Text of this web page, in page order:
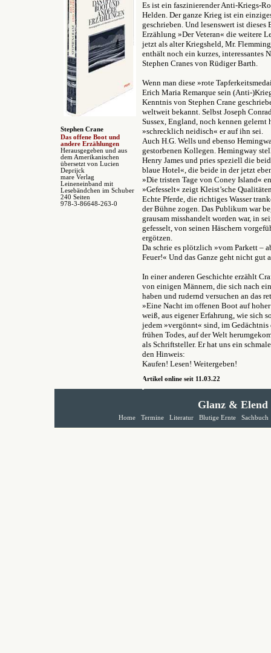
Stephen Crane
Das offene Boot und
andere Erzählungen
Herausgegeben und aus
dem Amerikanischen
übersetzt von Lucien
Deprijck
mare Verlag
Leineneinband mit
Lesebändchen im Schuber
240 Seiten
978-3-86648-263-0
Es ist ein faszinierender Anti-Kriegs-
Helden. Der ganze Krieg ist ein
geschrieben. Und lesenswert ist
Erzählung »Der Veteran« die weitere
jetzt als alter Kriegsheld, Mr.
enthält noch ein kurzes, interessantes
Stephen Cranes von Rüdiger Barth.
Wenn man diese »rote
Erich Maria Remarque sein (Anti-
Kenntnis von Stephen Crane
weltweit bekannt. Selbst Joseph
Sussex, England, noch kennen gelernt
»schrecklich neidisch« er auf ihn sei.
Auch H.G. Wells und ebenso
gestorbenen Kollegen. Hemingway
Henry James und pries speziell die
blaue Hotel«, die beide in der jetzt
»Die tristen Tage von Coney Island«
»Gefesselt« zeigt Kleist’sche
Echte Pferde, die richtiges Wasser
der Bühne zogen. Das Publikum war
grausam misshandelt worden war, in
gefesselt, von seinen Häschern
ergötzen.
Da schrie es plötzlich »vom Parkett –
Feuer!« Und das Ganze geht nicht gut
In einer anderen Geschichte erzählt
von einigen Männern, die sich nach
haben und rudernd versuchen an das
»Eine Nacht im offenen Boot auf
weiß, aus eigener Erfahrung, wie sich
jedem »vergönnt« sind, im
frühen Todes, auf der Welt
als Schriftsteller. Er hat uns ein
den Hinweis:
Kaufen! Lesen! Weitergeben!
Artikel online seit 11.03.22
Glanz & Elend
Home Termine Literatur Blutige Ernte Sachbuch